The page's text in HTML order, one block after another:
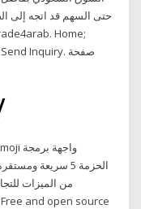
حتى السهم قد اتجه إلى
5‏‏/11‏‏/
من الميزات